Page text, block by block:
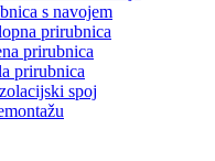
s navojem
prirubnica
prirubnica
prirubnica
spoj